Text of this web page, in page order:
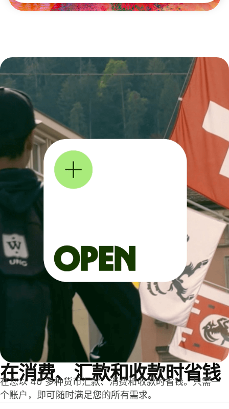
在消费、汇款和收款时省钱
在您以 40 多种货币汇款、消费和收款时省钱。只需一
个账户，即可随时满足您的所有需求。